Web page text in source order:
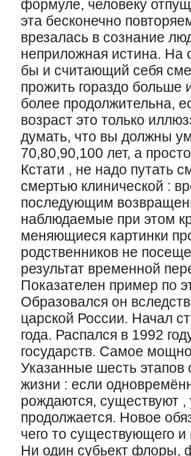
формуле, человеку
эта бесконечно
врезалась в сознание
неприложная истина. На
бы и считающий себя
прожить гораздо
более продолжительна,
возраст это только
думать, что вы должны
70,80,90,100 лет, а
Кстати , не надо путать
смертью клинической :
последующим
наблюдаемые при этом
меняющиеся картинки
родственников не
результат временной
Показателен пример по
Образовался он
царской России. Начал
года. Распался в 1992
государств. Самое
Указанные шесть этапов
жизни : если
рождаются, существуют ,
продолжается. Новое
чего то существующего
Ни один субьект флоры,